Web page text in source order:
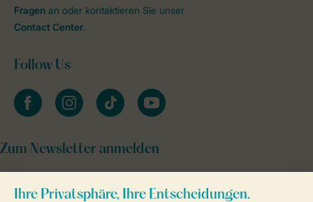
Fragen an oder kontaktieren Sie unser
Contact Center.
Follow Us
facebookinstagramtiktok youtube
Zum Newsletter anmelden